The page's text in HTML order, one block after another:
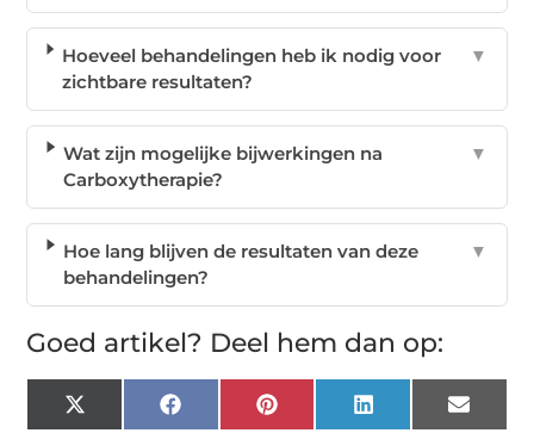
Hoeveel behandelingen heb ik nodig voor
zichtbare resultaten?
▼
Wat zijn mogelijke bijwerkingen na
Carboxytherapie?
▼
Hoe lang blijven de resultaten van deze
behandelingen?
▼
Goed artikel? Deel hem dan op:
X FacebookPinterest LinkedIn Email